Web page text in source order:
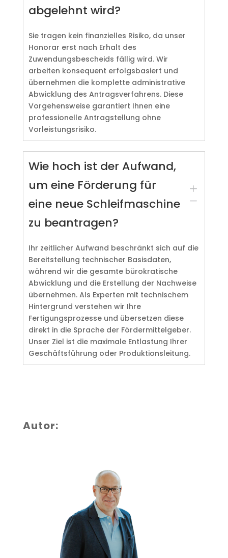
abgelehnt wird?
Sie tragen kein finanzielles Risiko, da unser
Honorar erst nach Erhalt des
Zuwendungsbescheids fällig wird. Wir
arbeiten konsequent erfolgsbasiert und
übernehmen die komplette administrative
Abwicklung des Antragsverfahrens. Diese
Vorgehensweise garantiert Ihnen eine
professionelle Antragstellung ohne
Vorleistungsrisiko.
Wie hoch ist der Aufwand,
um eine Förderung für
eine neue Schleifmaschine
zu beantragen?
L
K
Ihr zeitlicher Aufwand beschränkt sich auf die
Bereitstellung technischer Basisdaten,
während wir die gesamte bürokratische
Abwicklung und die Erstellung der Nachweise
übernehmen. Als Experten mit technischem
Hintergrund verstehen wir Ihre
Fertigungsprozesse und übersetzen diese
direkt in die Sprache der Fördermittelgeber.
Unser Ziel ist die maximale Entlastung Ihrer
Geschäftsführung oder Produktionsleitung.
Autor: